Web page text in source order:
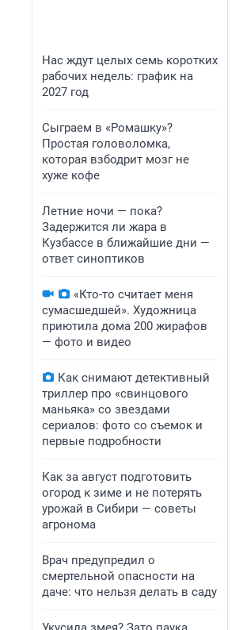
Нас ждут целых семь коротких
рабочих недель: график на
2027 год
Сыграем в «Ромашку»?
Простая головоломка,
которая взбодрит мозг не
хуже кофе
Летние ночи — пока?
Задержится ли жара в
Кузбассе в ближайшие дни —
ответ синоптиков
«Кто-то считает меня
сумасшедшей». Художница
приютила дома 200 жирафов
— фото и видео
Как снимают детективный
триллер про «свинцового
маньяка» со звездами
сериалов: фото со съемок и
первые подробности
Как за август подготовить
огород к зиме и не потерять
урожай в Сибири — советы
агронома
Врач предупредил о
смертельной опасности на
даче: что нельзя делать в саду